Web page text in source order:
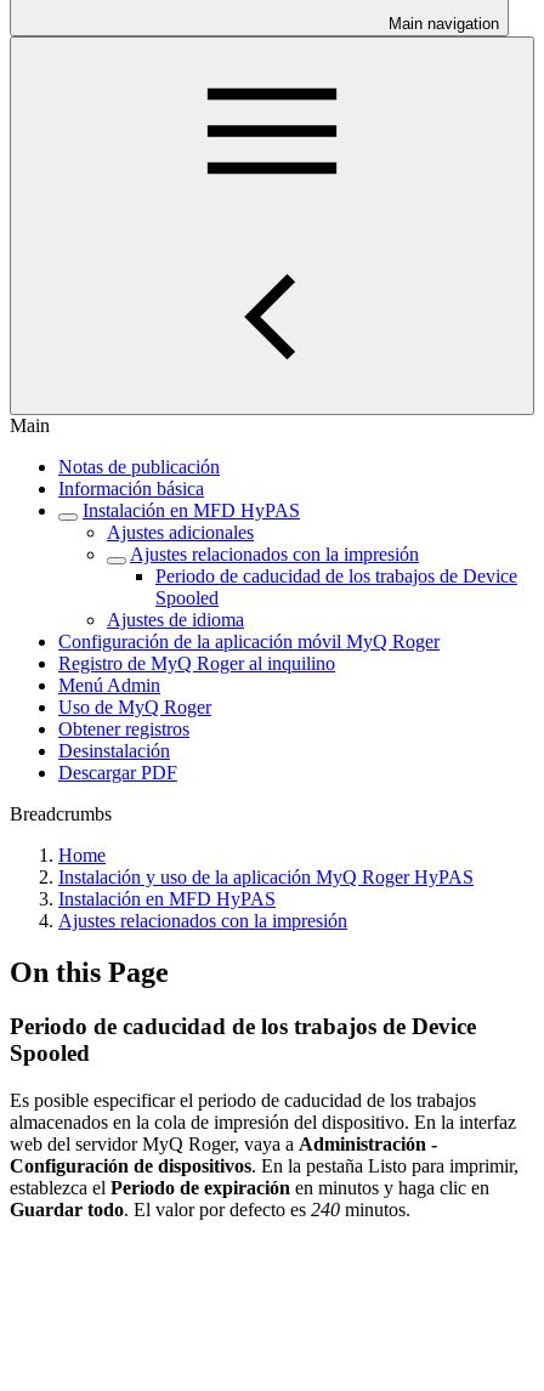
Main navigation
Main
Notas de publicación
Información básica
Instalación en MFD HyPAS
Ajustes adicionales
Ajustes relacionados con la impresión
Periodo de caducidad de los trabajos de Device
Spooled
Ajustes de idioma
Configuración de la aplicación móvil MyQ Roger
Registro de MyQ Roger al inquilino
Menú Admin
Uso de MyQ Roger
Obtener registros
Desinstalación
Descargar PDF
Breadcrumbs
Home
Instalación y uso de la aplicación MyQ Roger HyPAS
Instalación en MFD HyPAS
Ajustes relacionados con la impresión
On this Page
Periodo de caducidad de los trabajos de Device
Spooled
Es posible especificar el periodo de caducidad de los trabajos
almacenados en la cola de impresión del dispositivo. En la interfaz
web del servidor MyQ Roger, vaya a Administración -
Configuración de dispositivos. En la pestaña Listo para imprimir,
establezca el Periodo de expiración en minutos y haga clic en
Guardar todo. El valor por defecto es 240 minutos.